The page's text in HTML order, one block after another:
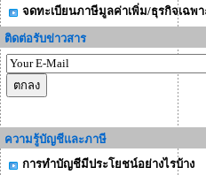
จดทะเบียนภาษีมูลค่าเพิ่ม/ธุรกิจเฉพา
ติดต่อรับข่าวสาร
ความรู้บัญชีและภาษี
การทำบัญชีมีประโยชน์อย่างไรบ้าง